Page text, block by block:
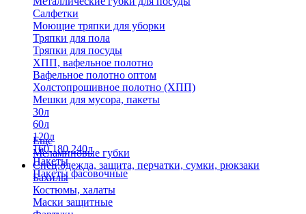
Салфетки
Моющие тряпки для уборки
Тряпки для пола
Тряпки для посуды
ХПП, вафельное полотно
Вафельное полотно оптом
Холстопрошивное полотно (ХПП)
Мешки для мусора, пакеты
30л
60л
120л
160,180,240л
Пакеты
Пакеты фасовочные
Еще
Меламиновые губки
Спец.одежда, защита, перчатки, сумки, рюкзаки
Бахилы
Костюмы, халаты
Маски защитные